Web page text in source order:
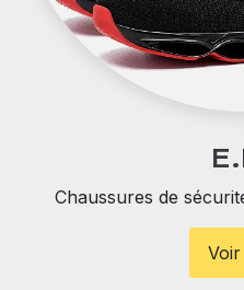
Chaussures de
Voir